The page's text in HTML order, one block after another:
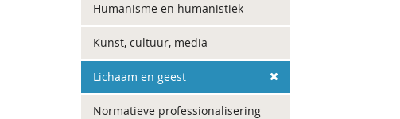
Humanisme en humanistiek
Kunst, cultuur, media
Lichaam en geest
Normatieve professionalisering